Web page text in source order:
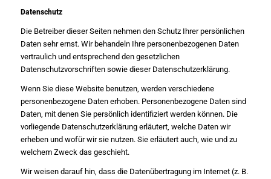
Datenschutz
Die Betreiber dieser Seiten nehmen den Schutz Ihrer persönlichen
Daten sehr ernst. Wir behandeln Ihre personenbezogenen Daten
vertraulich und entsprechend den gesetzlichen
Datenschutzvorschriften sowie dieser Datenschutzerklärung.
Wenn Sie diese Website benutzen, werden verschiedene
personenbezogene Daten erhoben. Personenbezogene Daten sind
Daten, mit denen Sie persönlich identifiziert werden können. Die
vorliegende Datenschutzerklärung erläutert, welche Daten wir
erheben und wofür wir sie nutzen. Sie erläutert auch, wie und zu
welchem Zweck das geschieht.
Wir weisen darauf hin, dass die Datenübertragung im Internet (z. B.